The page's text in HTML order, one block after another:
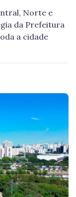
Norte e
da Prefeitura
a cidade